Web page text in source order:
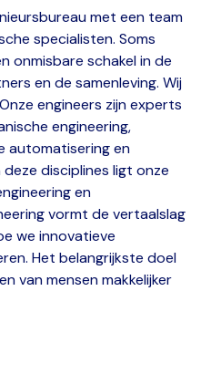
met een team
specialisten. Soms
onmisbare schakel in de
en de samenleving. Wij
engineers zijn experts
engineering,
automatisering en
disciplines ligt onze
en
vormt de vertaalslag
we innovatieve
Het belangrijkste doel
van mensen makkelijker